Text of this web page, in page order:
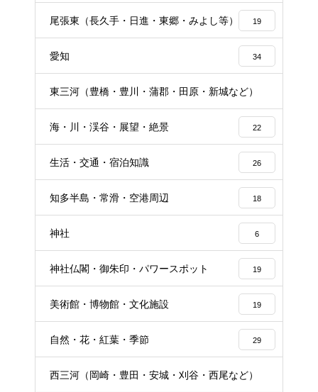
尾張東（長久手・日進・東郷・みよし等） 19
愛知 34
東三河（豊橋・豊川・蒲郡・田原・新城など）
16
海・川・渓谷・展望・絶景 22
生活・交通・宿泊知識 26
知多半島・常滑・空港周辺 18
神社 6
神社仏閣・御朱印・パワースポット 19
美術館・博物館・文化施設 19
自然・花・紅葉・季節 29
西三河（岡崎・豊田・安城・刈谷・西尾など）